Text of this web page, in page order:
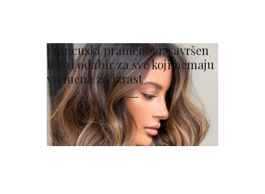
Francuski pramenovi: savršen
ljetni odabir za sve koji nemaju
vremena za izrast